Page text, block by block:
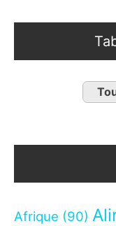
Afrique (90)